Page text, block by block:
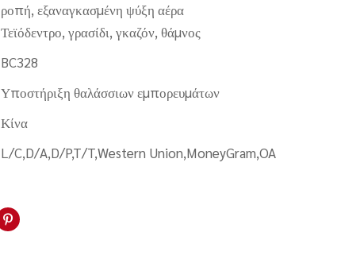
ροπή, εξαναγκασμένη ψύξη αέρα
Τεϊόδεντρο, γρασίδι, γκαζόν, θάμνος
BC328
Υποστήριξη θαλάσσιων εμπορευμάτων
Κίνα
L/C,D/A,D/P,T/T,Western Union,MoneyGram,OA